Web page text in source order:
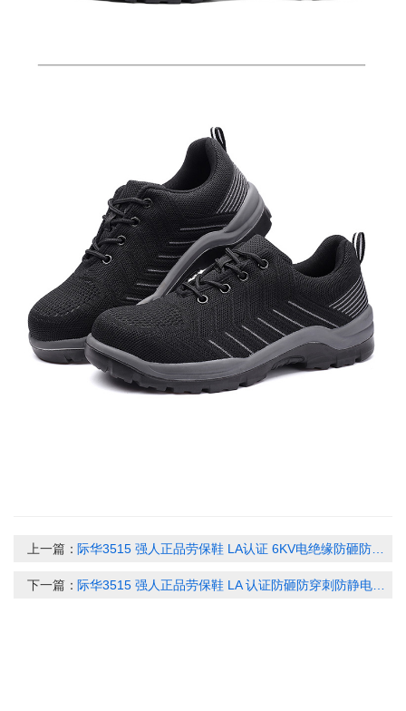
上一篇： 际华3515 强人正品劳保鞋 LA认证 6KV电绝缘防砸防穿刺安全鞋 工程工地休闲皮鞋 黑色 HY-2098
下一篇： 际华3515 强人正品劳保鞋 LA 认证防砸防穿刺防静电安全鞋 牛皮透气舒适工作鞋 黑色 HEX49051